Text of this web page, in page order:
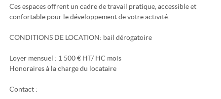
Ces espaces offrent un cadre de travail pratique, accessible et
confortable pour le développement de votre activité.
CONDITIONS DE LOCATION: bail dérogatoire
Loyer mensuel : 1 500 € HT/ HC mois
Honoraires à la charge du locataire
Contact :